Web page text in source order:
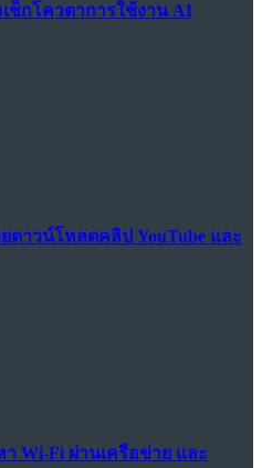
เช็กโควตาการใช้งาน AI
ดาวน์โหลดคลิป YouTube และ
Wi-Fi ผ่านเครือข่าย และ